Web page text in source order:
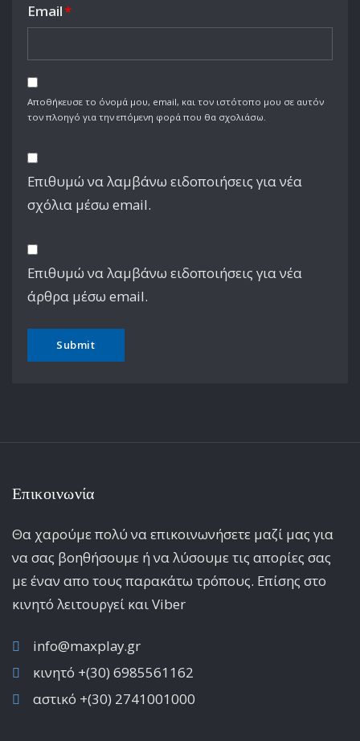
Email*
Αποθήκευσε το όνομά μου, email, και τον ιστότοπο μου σε αυτόν
τον πλοηγό για την επόμενη φορά που θα σχολιάσω.
Επιθυμώ να λαμβάνω ειδοποιήσεις για νέα
σχόλια μέσω email.
Επιθυμώ να λαμβάνω ειδοποιήσεις για νέα
άρθρα μέσω email.
Επικοινωνία
Θα χαρούμε πολύ να επικοινωνήσετε μαζί μας για
να σας βοηθήσουμε ή να λύσουμε τις απορίες σας
με έναν απο τους παρακάτω τρόπους. Επίσης στο
κινητό λειτoυργεί και Viber
info@maxplay.gr
κινητό +(30) 6985561162
αστικό +(30) 2741001000